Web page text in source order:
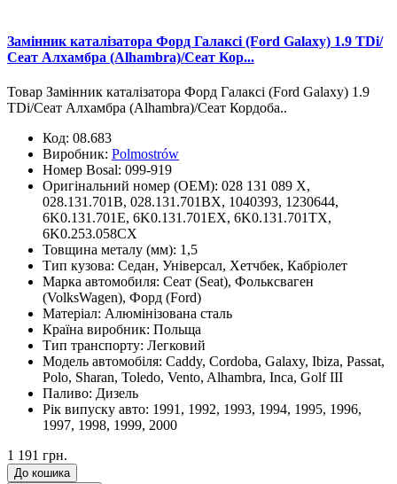
Замінник каталізатора Форд Галаксі (Ford Galaxy) 1.9 TDі/
Сеат Алхамбра (Alhambra)/Сеат Кор...
Товар Замінник каталізатора Форд Галаксі (Ford Galaxy) 1.9
TDі/Сеат Алхамбра (Alhambra)/Сеат Кордоба..
Код: 08.683
Виробник: Polmostrów
Номер Bosal: 099-919
Оригінальний номер (OEM): 028 131 089 X,
028.131.701B, 028.131.701BX, 1040393, 1230644,
6K0.131.701E, 6K0.131.701EX, 6K0.131.701TX,
6K0.253.058CX
Товщина металу (мм): 1,5
Тип кузова: Седан, Універсал, Хетчбек, Кабріолет
Марка автомобиля: Сеат (Seat), Фольксваген
(VolksWagen), Форд (Ford)
Матеріал: Алюмінізована сталь
Країна виробник: Польща
Тип транспорту: Легковий
Модель автомобіля: Caddy, Cordoba, Galaxy, Ibiza, Passat,
Polo, Sharan, Toledo, Vento, Alhambra, Inca, Golf III
Паливо: Дизель
Рік випуску авто: 1991, 1992, 1993, 1994, 1995, 1996,
1997, 1998, 1999, 2000
1 191 грн.
До кошика